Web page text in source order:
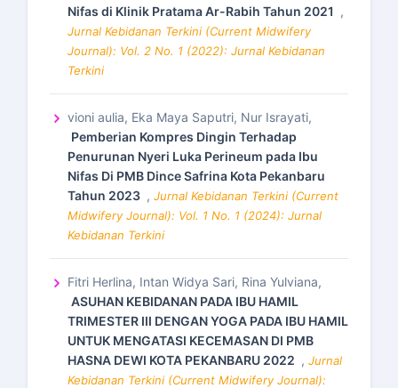
Nifas di Klinik Pratama Ar-Rabih Tahun 2021 ,
Jurnal Kebidanan Terkini (Current Midwifery
Journal): Vol. 2 No. 1 (2022): Jurnal Kebidanan
Terkini
vioni aulia, Eka Maya Saputri, Nur Israyati,
Pemberian Kompres Dingin Terhadap
Penurunan Nyeri Luka Perineum pada Ibu
Nifas Di PMB Dince Safrina Kota Pekanbaru
Tahun 2023 , Jurnal Kebidanan Terkini (Current
Midwifery Journal): Vol. 1 No. 1 (2024): Jurnal
Kebidanan Terkini
Fitri Herlina, Intan Widya Sari, Rina Yulviana,
ASUHAN KEBIDANAN PADA IBU HAMIL
TRIMESTER III DENGAN YOGA PADA IBU HAMIL
UNTUK MENGATASI KECEMASAN DI PMB
HASNA DEWI KOTA PEKANBARU 2022 , Jurnal
Kebidanan Terkini (Current Midwifery Journal):